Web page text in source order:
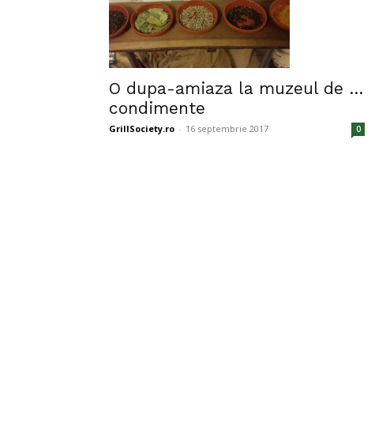
O dupa-amiaza la muzeul de …
condimente
GrillSociety.ro - 16 septembrie 2017 0